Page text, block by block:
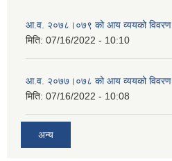
आ.व. २०७८।०७९ को आय व्ययको विवरण
मिति: 07/16/2022 - 10:10
आ.व. २०७७।०७८ को आय व्ययको विवरण
मिति: 07/16/2022 - 10:08
अन्य